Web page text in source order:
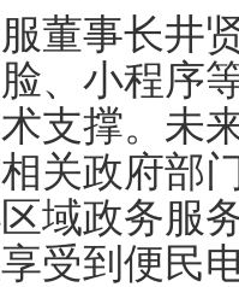
事长井贤
、小程序
支撑。未
关政府部
域政务服
受到便民